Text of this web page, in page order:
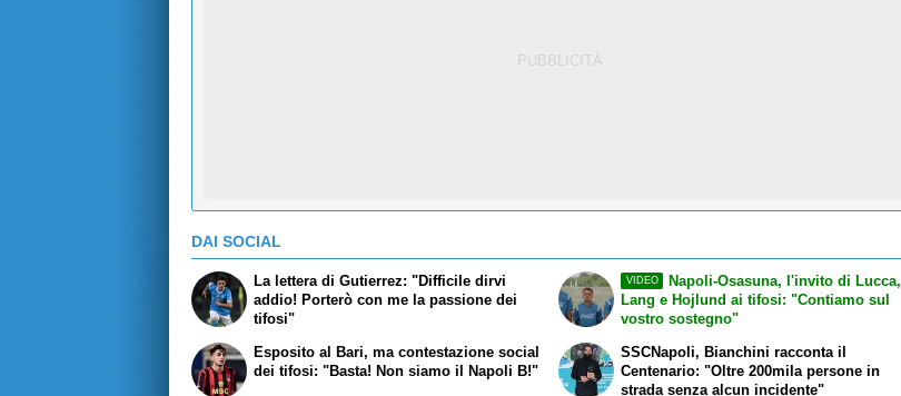
DAI SOCIAL
La lettera di Gutierrez: "Difficile dirvi
addio! Porterò con me la passione dei
tifosi"
Esposito al Bari, ma contestazione social
dei tifosi: "Basta! Non siamo il Napoli B!"
VIDEO
Napoli-Osasuna, l'invito di Lucca,
Lang e Hojlund ai tifosi: "Contiamo sul
vostro sostegno"
SSCNapoli, Bianchini racconta il
Centenario: "Oltre 200mila persone in
strada senza alcun incidente"